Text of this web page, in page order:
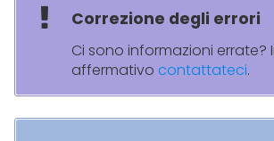
Correzione degli errori
Ci sono informazioni errate?
affermativo contattateci.